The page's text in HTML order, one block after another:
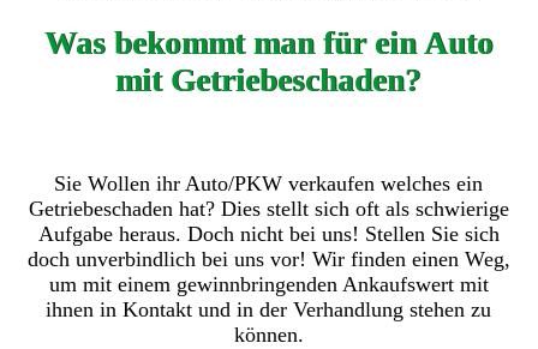
Was bekommt man für ein Auto
mit Getriebeschaden?
Sie Wollen ihr Auto/PKW verkaufen welches ein
Getriebeschaden hat? Dies stellt sich oft als schwierige
Aufgabe heraus. Doch nicht bei uns! Stellen Sie sich
doch unverbindlich bei uns vor! Wir finden einen Weg,
um mit einem gewinnbringenden Ankaufswert mit
ihnen in Kontakt und in der Verhandlung stehen zu
können.